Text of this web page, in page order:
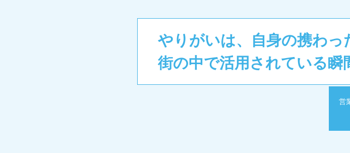
やりがいは、自身の携わっ
街の中で活用されている瞬
営